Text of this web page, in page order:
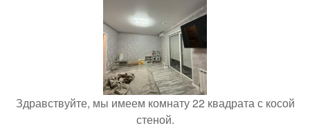
Здравствуйте, мы имеем комнату 22 квадрата с косой
стеной.